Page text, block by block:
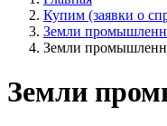
Купим (заявки о
Земли
Земли
Земли